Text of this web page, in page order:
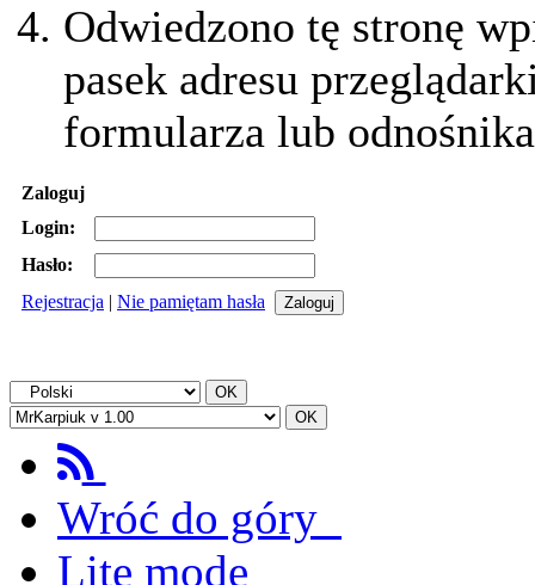
Odwiedzono tę stronę
pasek adresu
formularza lub
Zaloguj
Login:
Hasło:
Rejestracja | Nie pamiętam hasła
Wróć do góry
Lite mode